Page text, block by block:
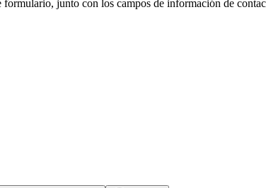
junto con los campos de información de